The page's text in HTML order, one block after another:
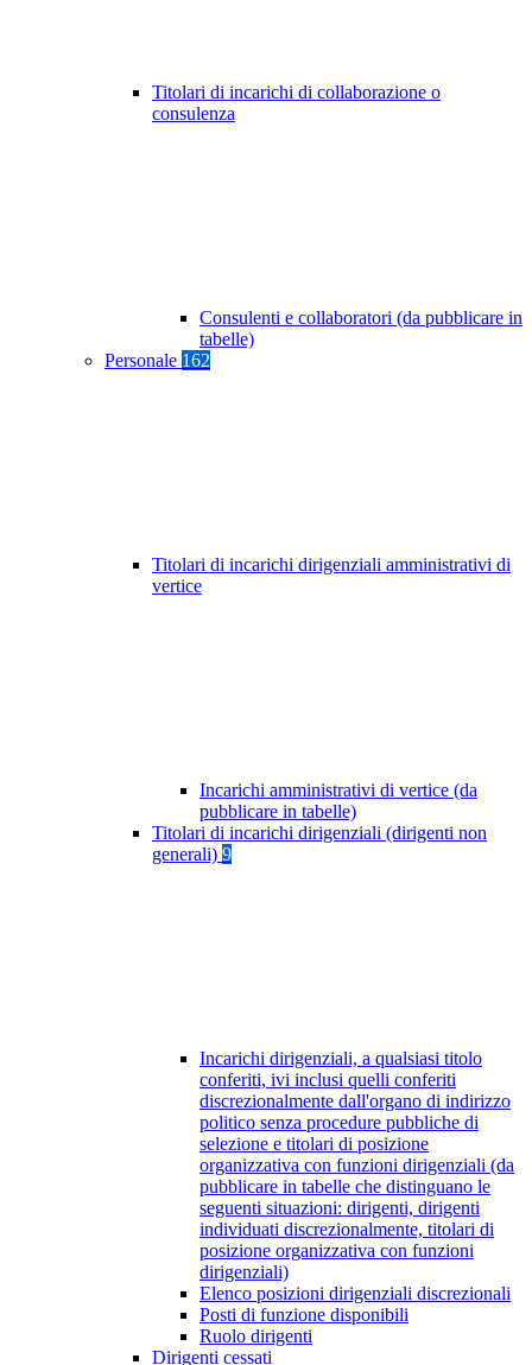
Titolari di incarichi di collaborazione o
consulenza
Consulenti e collaboratori (da pubblicare in
tabelle)
Personale 162
Titolari di incarichi dirigenziali amministrativi di
vertice
Incarichi amministrativi di vertice (da
pubblicare in tabelle)
Titolari di incarichi dirigenziali (dirigenti non
generali) 9
Incarichi dirigenziali, a qualsiasi titolo
conferiti, ivi inclusi quelli conferiti
discrezionalmente dall'organo di indirizzo
politico senza procedure pubbliche di
selezione e titolari di posizione
organizzativa con funzioni dirigenziali (da
pubblicare in tabelle che distinguano le
seguenti situazioni: dirigenti, dirigenti
individuati discrezionalmente, titolari di
posizione organizzativa con funzioni
dirigenziali)
Elenco posizioni dirigenziali discrezionali
Posti di funzione disponibili
Ruolo dirigenti
Dirigenti cessati